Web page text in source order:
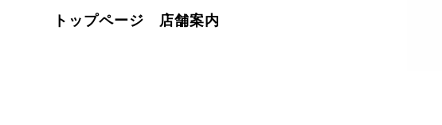
トップページ 店舗案内